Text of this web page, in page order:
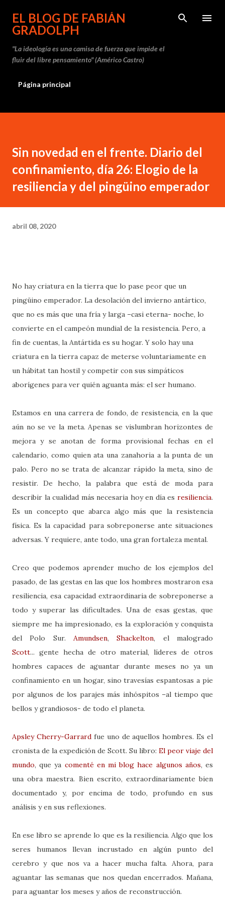
Ir al contenido principal
EL BLOG DE FABIÁN
GRADOLPH
"La ideología es una camisa de fuerza que impide el
fluir del libre pensamiento" (Américo Castro)
Página principal
Sin novedad en el frente. Diario del
confinamiento, día 26: Elogio de la
resiliencia y del pingüino emperador
abril 08, 2020
No hay criatura en la tierra que lo pase peor que un
pingüino emperador. La desolación del invierno antártico,
que no es más que una fría y larga –casi eterna- noche, lo
convierte en el campeón mundial de la resistencia. Pero, a
fin de cuentas, la Antártida es su hogar. Y solo hay una
criatura en la tierra capaz de meterse voluntariamente en
un hábitat tan hostil y competir con sus simpáticos
aborígenes para ver quién aguanta más: el ser humano.
Estamos en una carrera de fondo, de resistencia, en la que
aún no se ve la meta. Apenas se vislumbran horizontes de
mejora y se anotan de forma provisional fechas en el
calendario, como quien ata una zanahoria a la punta de un
palo. Pero no se trata de alcanzar rápido la meta, sino de
resistir. De hecho, la palabra que está de moda para
describir la cualidad más necesaria hoy en día es resiliencia.
Es un concepto que abarca algo más que la resistencia
física. Es la capacidad para sobreponerse ante situaciones
adversas. Y requiere, ante todo, una gran fortaleza mental.
Creo que podemos aprender mucho de los ejemplos del
pasado, de las gestas en las que los hombres mostraron esa
resiliencia, esa capacidad extraordinaria de sobreponerse a
todo y superar las dificultades. Una de esas gestas, que
siempre me ha impresionado, es la exploración y conquista
del Polo Sur. Amundsen,Shackelton, el malogrado
Scott... gente hecha de otro material, líderes de otros
hombres capaces de aguantar durante meses no ya un
confinamiento en un hogar, sino travesías espantosas a pie
por algunos de los parajes más inhóspitos –al tiempo que
bellos y grandiosos- de todo el planeta.
Apsley Cherry-Garrardfue uno de aquellos hombres. Es el
cronista de la expedición de Scott. Su libro: El peor viaje del
mundo, que ya comenté en mi blog hace algunos años, es
una obra maestra. Bien escrito, extraordinariamente bien
documentado y, por encima de todo, profundo en sus
análisis y en sus reflexiones.
En ese libro se aprende lo que es la resiliencia. Algo que los
seres humanos llevan incrustado en algún punto del
cerebro y que nos va a hacer mucha falta. Ahora, para
aguantar las semanas que nos quedan encerrados. Mañana,
para aguantar los meses y años de reconstrucción.